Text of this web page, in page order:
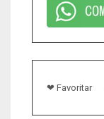
❤ Favoritar